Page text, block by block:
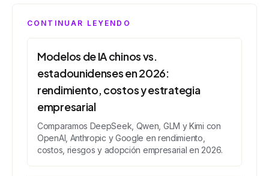
CONTINUAR LEYENDO
Modelos de IA chinos vs.
estadounidenses en 2026:
rendimiento, costos y estrategia
empresarial
Comparamos DeepSeek, Qwen, GLM y Kimi con
OpenAI, Anthropic y Google en rendimiento,
costos, riesgos y adopción empresarial en 2026.